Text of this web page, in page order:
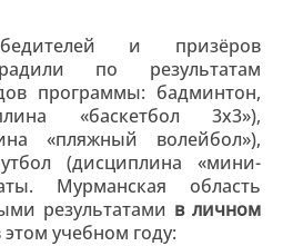
и призёров
по результатам
программы: бадминтон,
«баскетбол 3х3»),
«пляжный волейбол»),
(дисциплина «мини-
Мурманская область
результатами в личном
учебном году: